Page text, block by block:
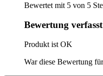
Bewertet mit 5 von 5
Bewertung
Produkt ist OK
War diese Bewertung